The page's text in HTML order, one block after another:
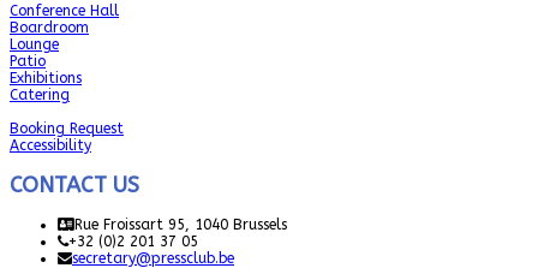
Conference Hall
Boardroom
Lounge
Patio
Exhibitions
Catering
Booking Request
Accessibility
CONTACT US
Rue Froissart 95, 1040 Brussels
+32 (0)2 201 37 05
secretary@pressclub.be